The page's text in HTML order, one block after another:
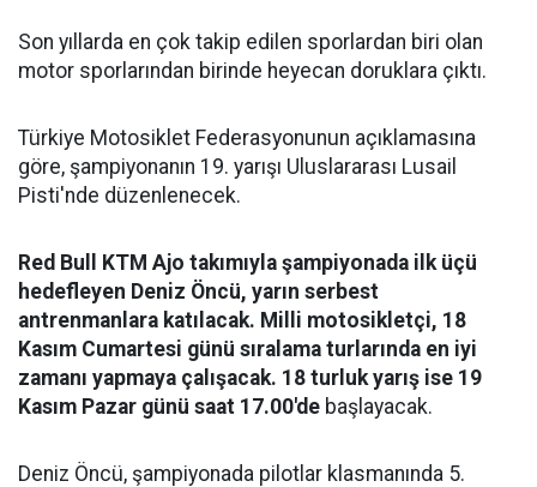
Son yıllarda en çok takip edilen sporlardan biri olan
motor sporlarından birinde heyecan doruklara çıktı.
Türkiye Motosiklet Federasyonunun açıklamasına
göre, şampiyonanın 19. yarışı Uluslararası Lusail
Pisti'nde düzenlenecek.
Red Bull KTM Ajo takımıyla şampiyonada ilk üçü
hedefleyen Deniz Öncü, yarın serbest
antrenmanlara katılacak. Milli motosikletçi, 18
Kasım Cumartesi günü sıralama turlarında en iyi
zamanı yapmaya çalışacak. 18 turluk yarış ise 19
Kasım Pazar günü saat 17.00'de başlayacak.
Deniz Öncü, şampiyonada pilotlar klasmanında 5.